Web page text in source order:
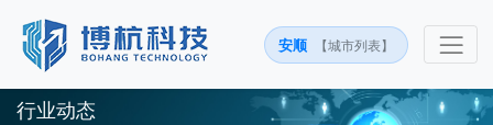
安顺 【城市列表】
行业动态